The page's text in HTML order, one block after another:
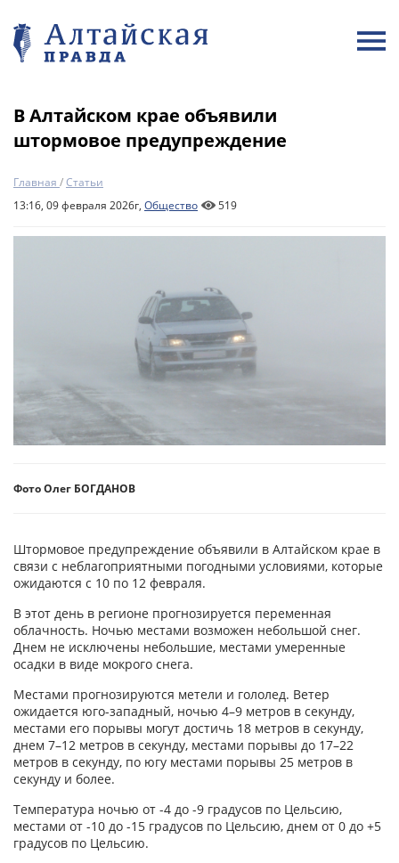
В Алтайском крае объявили
штормовое предупреждение
Главная /Статьи
13:16, 09 февраля 2026г, Общество 519
Фото Олег БОГДАНОВ
Штормовое предупреждение объявили в Алтайском крае в
связи с неблагоприятными погодными условиями, которые
ожидаются с 10 по 12 февраля.
В этот день в регионе прогнозируется переменная
облачность. Ночью местами возможен небольшой снег.
Днем не исключены небольшие, местами умеренные
осадки в виде мокрого снега.
Местами прогнозируются метели и гололед. Ветер
ожидается юго-западный, ночью 4–9 метров в секунду,
местами его порывы могут достичь 18 метров в секунду,
днем 7–12 метров в секунду, местами порывы до 17–22
метров в секунду, по югу местами порывы 25 метров в
секунду и более.
Температура ночью от -4 до -9 градусов по Цельсию,
местами от -10 до -15 градусов по Цельсию, днем от 0 до +5
градусов по Цельсию.